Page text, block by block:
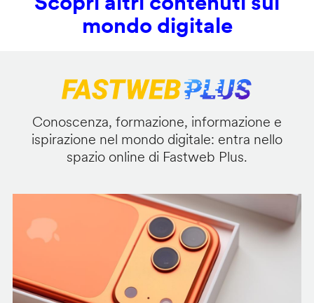
mondo digitale
Conoscenza, formazione, informazione e
ispirazione nel mondo digitale: entra nello
spazio online di Fastweb Plus.